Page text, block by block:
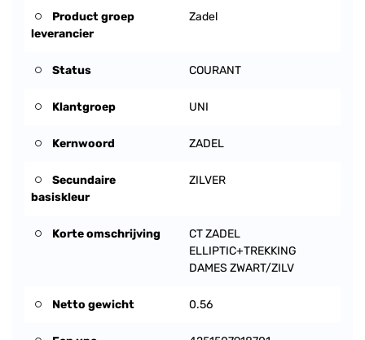
Product groep
leverancier
Zadel
Status COURANT
Klantgroep UNI
Kernwoord ZADEL
Secundaire
basiskleur
ZILVER
Korte omschrijving
CT ZADEL
ELLIPTIC+TREKKING
DAMES ZWART/ZILV
Netto gewicht 0.56